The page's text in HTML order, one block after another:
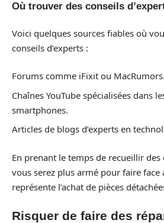
Où trouver des conseils
Voici quelques sources fiables où
conseils d’experts :
Forums comme iFixit ou MacRumors.
Chaînes YouTube spécialisées dans
smartphones.
Articles de blogs d’experts en
En prenant le temps de recueillir des
vous serez plus armé pour faire face
représente l’achat de pièces
Risquer de faire des